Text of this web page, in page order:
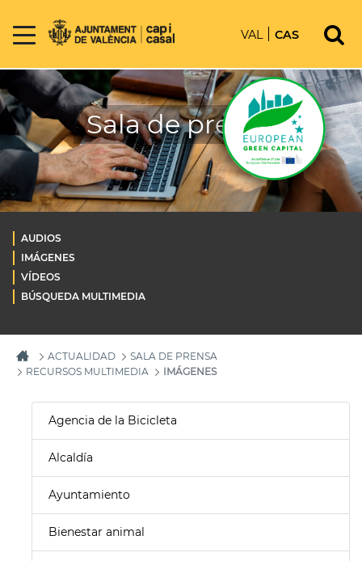
VAL CAS
Sala de prensa
AUDIOS
IMÁGENES
VÍDEOS
BÚSQUEDA MULTIMEDIA
ACTUALIDAD
SALA DE PRENSA
RECURSOS MULTIMEDIA
IMÁGENES
Agencia de la Bicicleta
Alcaldía
Ayuntamiento
Bienestar animal